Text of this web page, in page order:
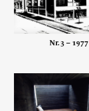
Nr. 3 – 1977